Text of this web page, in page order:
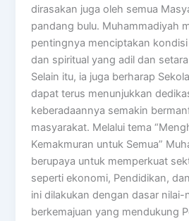
dirasakan juga oleh semua
pandang bulu. Muhammadiyah
pentingnya menciptakan
dan spiritual yang adil dan
Selain itu, ia juga berharap
dapat terus menunjukkan
keberadaannya semakin
masyarakat. Melalui tema
Kemakmuran untuk Semua”
berupaya untuk memperkuat
seperti ekonomi, Pendidikan,
ini dilakukan dengan dasar nilai-
berkemajuan yang mendukung